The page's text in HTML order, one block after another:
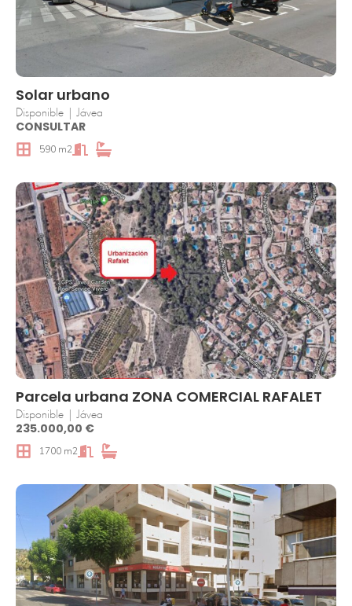
Solar urbano
Disponible | Jávea
CONSULTAR
590 m2
Parcela urbana ZONA COMERCIAL RAFALET
Disponible | Jávea
235.000,00 €
1700 m2